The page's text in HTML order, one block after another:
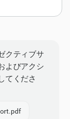
クティブサ
よびアクシ
てくださ